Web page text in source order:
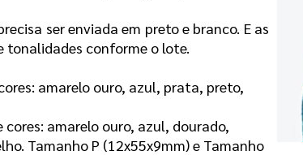
ser enviada em preto e branco. E as
tonalidades conforme o lote.
amarelo ouro, azul, prata, preto,
cores: amarelo ouro, azul, dourado,
Tamanho P (12x55x9mm) e Tamanho